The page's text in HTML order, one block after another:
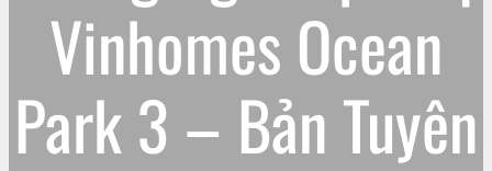
Vinhomes Ocean
Park 3 – Bản Tuyên